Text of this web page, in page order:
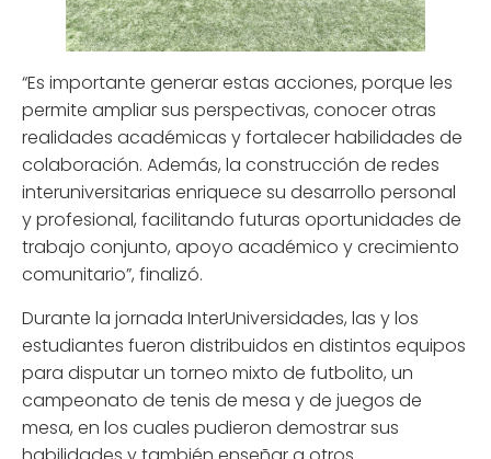
“Es importante generar estas acciones, porque les
permite ampliar sus perspectivas, conocer otras
realidades académicas y fortalecer habilidades de
colaboración. Además, la construcción de redes
interuniversitarias enriquece su desarrollo personal
y profesional, facilitando futuras oportunidades de
trabajo conjunto, apoyo académico y crecimiento
comunitario”, finalizó.
Durante la jornada InterUniversidades, las y los
estudiantes fueron distribuidos en distintos equipos
para disputar un torneo mixto de futbolito, un
campeonato de tenis de mesa y de juegos de
mesa, en los cuales pudieron demostrar sus